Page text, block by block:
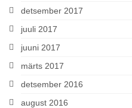
detsember 2017
juuli 2017
juuni 2017
märts 2017
detsember 2016
august 2016